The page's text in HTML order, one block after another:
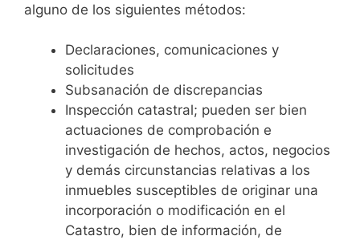
alguno de los siguientes métodos:
Declaraciones, comunicaciones y
solicitudes
Subsanación de discrepancias
Inspección catastral; pueden ser bien
actuaciones de comprobación e
investigación de hechos, actos, negocios
y demás circunstancias relativas a los
inmuebles susceptibles de originar una
incorporación o modificación en el
Catastro, bien de información, de